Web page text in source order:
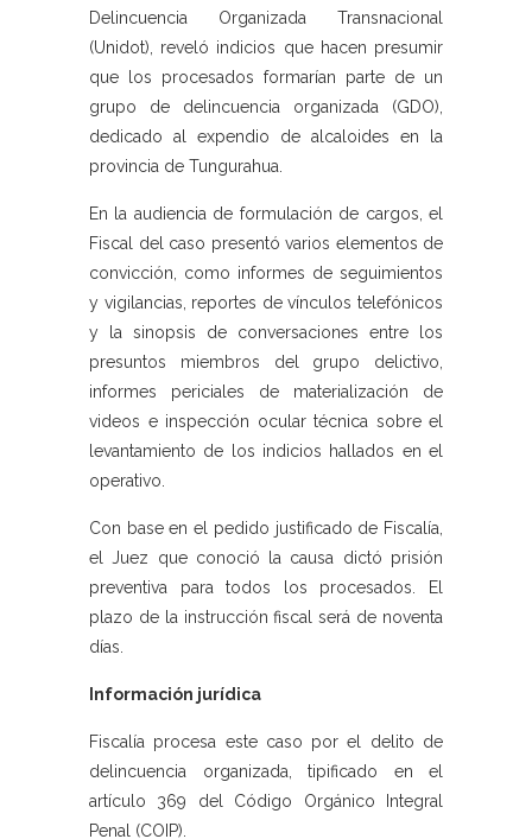
Delincuencia Organizada Transnacional
(Unidot), reveló indicios que hacen presumir
que los procesados formarían parte de un
grupo de delincuencia organizada (GDO),
dedicado al expendio de alcaloides en la
provincia de Tungurahua.
En la audiencia de formulación de cargos, el
Fiscal del caso presentó varios elementos de
convicción, como informes de seguimientos
y vigilancias, reportes de vínculos telefónicos
y la sinopsis de conversaciones entre los
presuntos miembros del grupo delictivo,
informes periciales de materialización de
videos e inspección ocular técnica sobre el
levantamiento de los indicios hallados en el
operativo.
Con base en el pedido justificado de Fiscalía,
el Juez que conoció la causa dictó prisión
preventiva para todos los procesados. El
plazo de la instrucción fiscal será de noventa
días.
Información jurídica
Fiscalía procesa este caso por el delito de
delincuencia organizada, tipificado en el
artículo 369 del Código Orgánico Integral
Penal (COIP).